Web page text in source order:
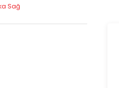
Sağ